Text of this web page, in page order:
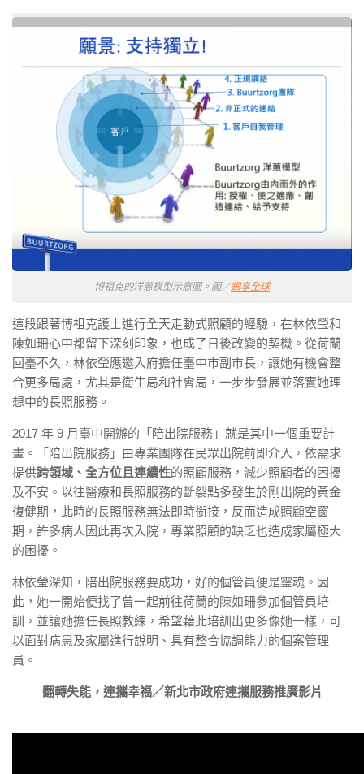
博祖克的洋蔥模型示意圖。圖／銀享全球
這段跟著博祖克護士進行全天走動式照顧的經驗，在林依瑩和
陳如珊心中都留下深刻印象，也成了日後改變的契機。從荷蘭
回臺不久，林依瑩應邀入府擔任臺中市副市長，讓她有機會整
合更多局處，尤其是衛生局和社會局，一步步發展並落實她理
想中的長照服務。
2017 年 9 月臺中開辦的「陪出院服務」就是其中一個重要計
畫。「陪出院服務」由專業團隊在民眾出院前即介入，依需求
提供跨領域、全方位且連續性的照顧服務，減少照顧者的困擾
及不安。以往醫療和長照服務的斷裂點多發生於剛出院的黃金
復健期，此時的長照服務無法即時銜接，反而造成照顧空窗
期，許多病人因此再次入院，專業照顧的缺乏也造成家屬極大
的困擾。
林依瑩深知，陪出院服務要成功，好的個管員便是靈魂。因
此，她一開始便找了曾一起前往荷蘭的陳如珊參加個管員培
訓，並讓她擔任長照教練，希望藉此培訓出更多像她一樣，可
以面對病患及家屬進行說明、具有整合協調能力的個案管理
員。
翻轉失能，連攜幸福／新北市政府連攜服務推廣影片